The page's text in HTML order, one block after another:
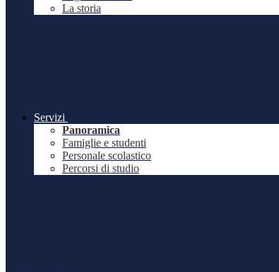
La storia
Servizi
Panoramica
Famiglie e studenti
Personale scolastico
Percorsi di studio